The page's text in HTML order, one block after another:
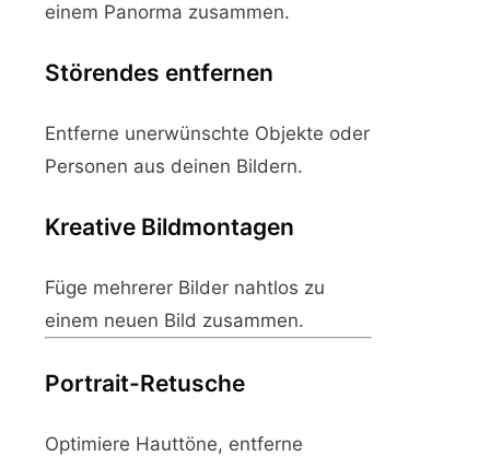
einem Panorma zusammen.
Störendes entfernen
Entferne unerwünschte Objekte oder
Personen aus deinen Bildern.
Kreative Bildmontagen
Füge mehrerer Bilder nahtlos zu
einem neuen Bild zusammen.
Portrait-Retusche
Optimiere Hauttöne, entferne